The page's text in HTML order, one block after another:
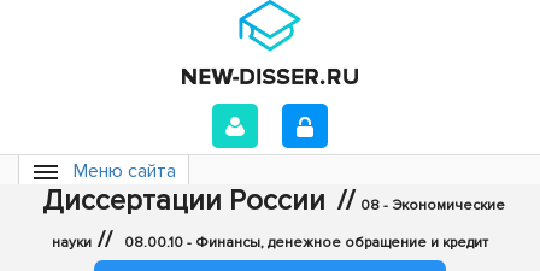
Меню сайта
Диссертации России // 08 - Экономические
науки // 08.00.10 - Финансы, денежное обращение и кредит